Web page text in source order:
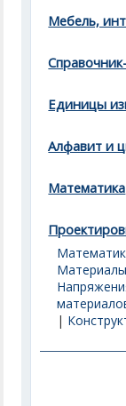
Мебель,
Единицы
Алфавит и
Математика
|